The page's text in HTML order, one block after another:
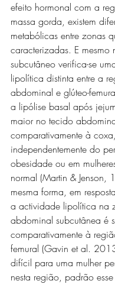
efeito hormonal com a
massa gorda, existem
metabólicas entre zonas
caracterizadas. E mesmo
subcutâneo verifica-se
lipolítica distinta entre a
abdominal e glúteo-
a lipólise basal após
maior no tecido
comparativamente à coxa,
independentemente do
obesidade ou em
normal (Martin & Jenson,
mesma forma, em
a actividade lipolítica na
abdominal subcutânea é
comparativamente à
femural (Gavin et al.
difícil para uma mulher
nesta região, padrão